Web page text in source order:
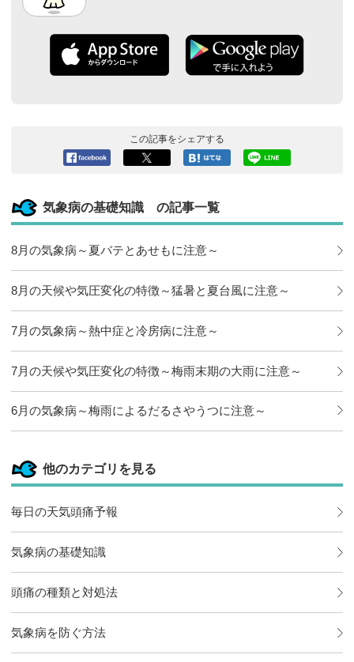
この記事をシェアする
ックマー
クに追加
気象病の基礎知識 の記事一覧
8月の気象病～夏バテとあせもに注意～
8月の天候や気圧変化の特徴～猛暑と夏台風に注意～
7月の気象病～熱中症と冷房病に注意～
7月の天候や気圧変化の特徴～梅雨末期の大雨に注意～
6月の気象病～梅雨によるだるさやうつに注意～
他のカテゴリを見る
毎日の天気頭痛予報
気象病の基礎知識
頭痛の種類と対処法
気象病を防ぐ方法